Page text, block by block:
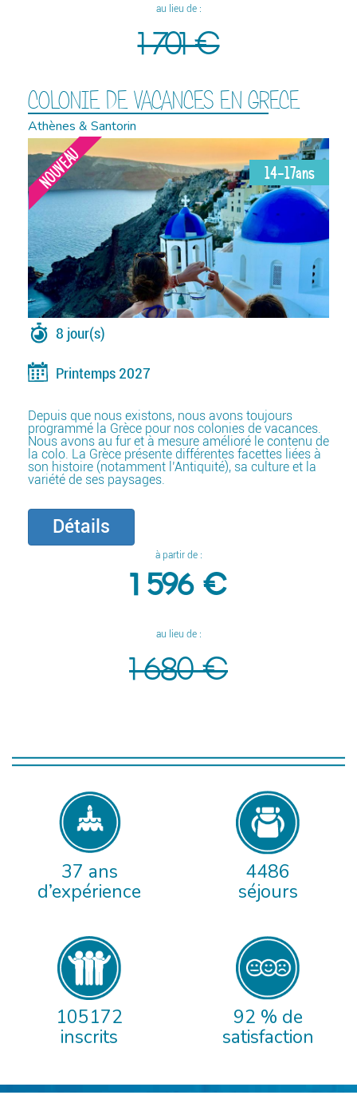
au lieu de :
1 701 €
COLONIE DE VACANCES EN GRECE
Athènes & Santorin
NOUVEAU 14-17ans
8 jour(s)
Printemps 2027
Depuis que nous existons, nous avons toujours
programmé la Grèce pour nos colonies de vacances.
Nous avons au fur et à mesure amélioré le contenu de
la colo. La Grèce présente différentes facettes liées à
son histoire (notamment l’Antiquité), sa culture et la
variété de ses paysages.
Détails
à partir de :
1 596 €
au lieu de :
1 680 €
37 ans
d’expérience
4486
séjours
105172
inscrits
92 % de
satisfaction